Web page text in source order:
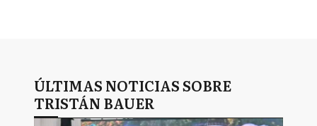
ÚLTIMAS NOTICIAS SOBRE
TRISTÁN BAUER